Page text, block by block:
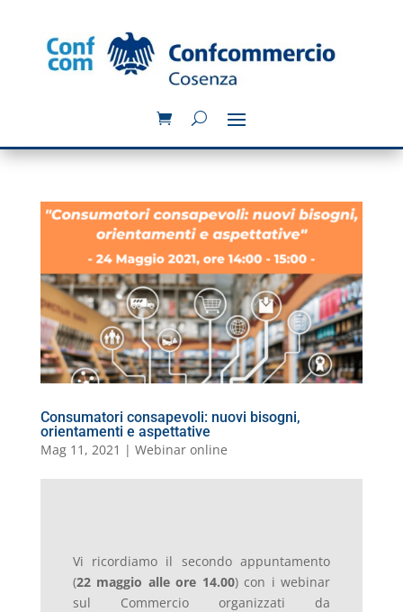
Consumatori consapevoli: nuovi bisogni,
orientamenti e aspettative
Mag 11, 2021 | Webinar online
Vi ricordiamo il secondo appuntamento
(22 maggio alle ore 14.00) con i webinar
sul Commercio organizzati da